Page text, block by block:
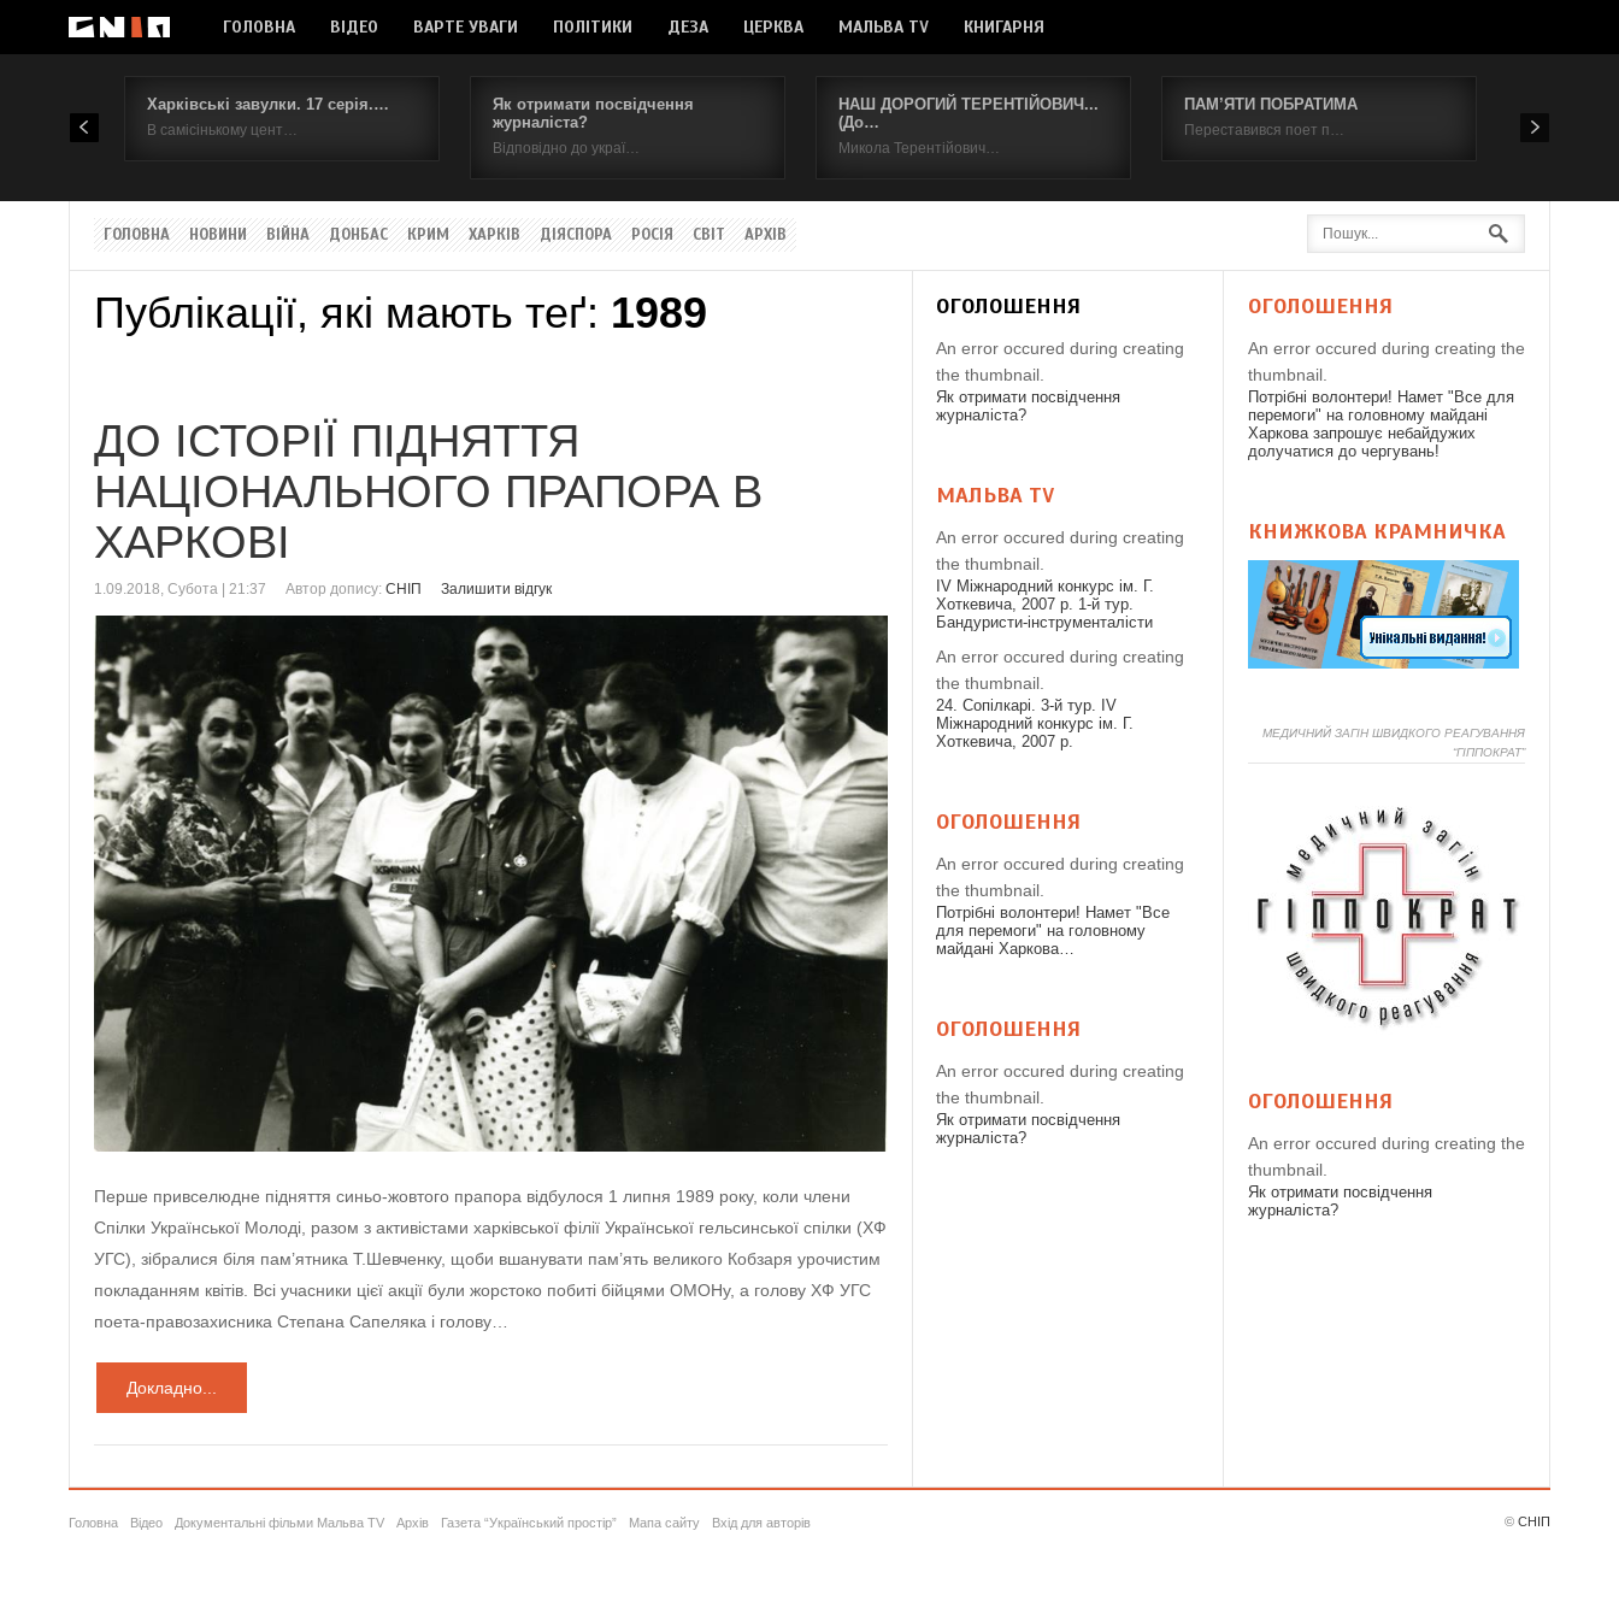
ГОЛОВНА ВІДЕО ВАРТЕ УВАГИ ПОЛІТИКИ ДЕЗА ЦЕРКВА МАЛЬВА TV КНИГАРНЯ
Харківські завулки. 17 серія.…
В самісінькому цент…
Як отримати посвідчення
журналіста?
Відповідно до украї…
НАШ ДОРОГИЙ ТЕРЕНТІЙОВИЧ...
(До…
Микола Терентійович…
ПАМ’ЯТИ ПОБРАТИМА
Переставився поет п… 19 червня
ГОЛОВНА НОВИНИ ВІЙНА ДОНБАС КРИМ ХАРКІВ ДІЯСПОРА РОСІЯ СВІТ АРХІВ
Публікації, які мають теґ: 1989
ДО ІСТОРІЇ ПІДНЯТТЯ
НАЦІОНАЛЬНОГО ПРАПОРА В
ХАРКОВІ
1.09.2018, Субота | 21:37 Автор допису: СНІП Залишити відгук
Перше привселюдне підняття синьо-жовтого прапора відбулося 1 липня 1989 року, коли члени
Спілки Української Молоді, разом з активістами харківської філії Української гельсинської спілки (ХФ
УГС), зібралися біля пам’ятника Т.Шевченку, щоби вшанувати пам’ять великого Кобзаря урочистим
покладанням квітів. Всі учасники цієї акції були жорстоко побиті бійцями ОМОНу, а голову ХФ УГС
поета-правозахисника Степана Сапеляка і голову…
Докладно...
ОГОЛОШЕННЯ
An error occured during creating
the thumbnail.
Як отримати посвідчення
журналіста?
МАЛЬВА TV
An error occured during creating
the thumbnail.
IV Міжнародний конкурс ім. Г.
Хоткевича, 2007 р. 1-й тур.
Бандуристи-інструменталісти
An error occured during creating
the thumbnail.
24. Сопілкарі. 3-й тур. IV
Міжнародний конкурс ім. Г.
Хоткевича, 2007 р.
ОГОЛОШЕННЯ
An error occured during creating
the thumbnail.
Потрібні волонтери! Намет "Все
для перемоги" на головному
майдані Харкова…
ОГОЛОШЕННЯ
An error occured during creating
the thumbnail.
Як отримати посвідчення
журналіста?
ОГОЛОШЕННЯ
An error occured during creating the
thumbnail.
Потрібні волонтери! Намет "Все для
перемоги" на головному майдані
Харкова запрошує небайдужих
долучатися до чергувань!
КНИЖКОВА КРАМНИЧКА
МЕДИЧНИЙ ЗАГІН ШВИДКОГО РЕАГУВАННЯ
“ГІППОКРАТ”
ОГОЛОШЕННЯ
An error occured during creating the
thumbnail.
Як отримати посвідчення
журналіста?
Головна Відео Документальні фільми Мальва TV Архів Газета “Український простір” Мапа сайту Вхід для авторів © СНІП